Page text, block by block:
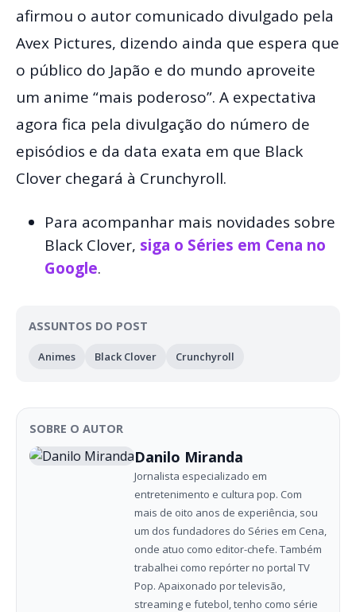
afirmou o autor comunicado divulgado pela
Avex Pictures, dizendo ainda que espera que
o público do Japão e do mundo aproveite
um anime “mais poderoso”. A expectativa
agora fica pela divulgação do número de
episódios e da data exata em que Black
Clover chegará à Crunchyroll.
Para acompanhar mais novidades sobre
Black Clover, siga o Séries em Cena no
Google.
ASSUNTOS DO POST
Animes Black Clover Crunchyroll
SOBRE O AUTOR
Danilo Miranda
Jornalista especializado em
entretenimento e cultura pop. Com
mais de oito anos de experiência, sou
um dos fundadores do Séries em Cena,
onde atuo como editor-chefe. Também
trabalhei como repórter no portal TV
Pop. Apaixonado por televisão,
streaming e futebol, tenho como série